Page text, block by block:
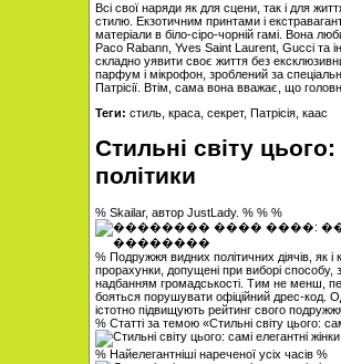
Всі свої наряди як для сцени, так і для
стилю. Екзотичним принтами і
матеріали в біло-сіро-чорній гамі. Вона
Paco Rabann, Yves Saint Laurent, Gucci та
складно уявити своє життя без
парфум і мікрофон, зроблений за
Патрісії. Втім, сама вона вважає, що
Теги: стиль, краса, секрет, Патрісія, каас
Стильні світу цього:
політики
% Skailar, автор JustLady. % % %
% Подружжя видних політичних діячів, як
прорахунки, допущені при виборі
надбанням громадськості. Тим не менш,
бояться порушувати офіційний дрес-код.
істотно підвищують рейтинг свого
% Статті за темою «Стильні світу цього:
% Найелегантніші нареченої усіх часів %